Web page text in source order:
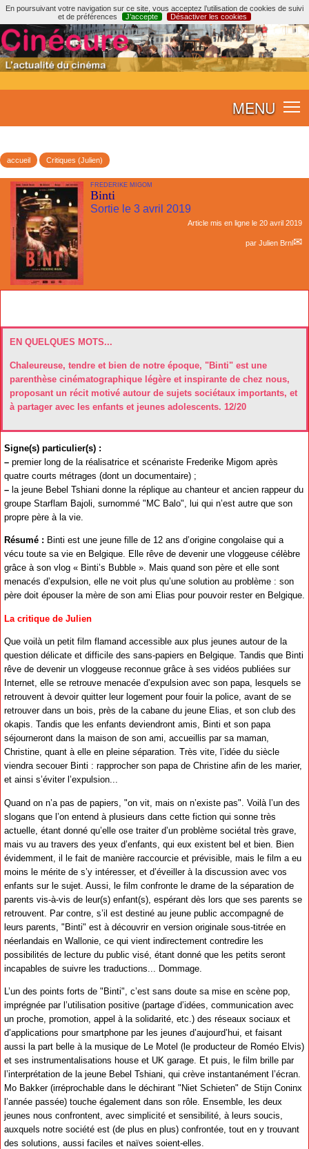
En poursuivant votre navigation sur ce site, vous acceptez l’utilisation de cookies de suivi
et de préférences
J’accepte Désactiver les cookies
MENU
accueil Critiques (Julien)
FREDERIKE MIGOM
Binti
Sortie le 3 avril 2019
Article mis en ligne le 20 avril 2019
par Julien Brnl
EN QUELQUES MOTS...
Chaleureuse, tendre et bien de notre époque, "Binti" est une
parenthèse cinématographique légère et inspirante de chez nous,
proposant un récit motivé autour de sujets sociétaux importants, et
à partager avec les enfants et jeunes adolescents. 12/20
Signe(s) particulier(s) :
– premier long de la réalisatrice et scénariste Frederike Migom après
quatre courts métrages (dont un documentaire) ;
– la jeune Bebel Tshiani donne la réplique au chanteur et ancien rappeur du
groupe Starflam Bajoli, surnommé "MC Balo", lui qui n’est autre que son
propre père à la vie.
Résumé : Binti est une jeune fille de 12 ans d’origine congolaise qui a
vécu toute sa vie en Belgique. Elle rêve de devenir une vloggeuse célèbre
grâce à son vlog « Binti’s Bubble ». Mais quand son père et elle sont
menacés d’expulsion, elle ne voit plus qu’une solution au problème : son
père doit épouser la mère de son ami Elias pour pouvoir rester en Belgique.
La critique de Julien
Que voilà un petit film flamand accessible aux plus jeunes autour de la
question délicate et difficile des sans-papiers en Belgique. Tandis que Binti
rêve de devenir un vloggeuse reconnue grâce à ses vidéos publiées sur
Internet, elle se retrouve menacée d’expulsion avec son papa, lesquels se
retrouvent à devoir quitter leur logement pour fouir la police, avant de se
retrouver dans un bois, près de la cabane du jeune Elias, et son club des
okapis. Tandis que les enfants deviendront amis, Binti et son papa
séjourneront dans la maison de son ami, accueillis par sa maman,
Christine, quant à elle en pleine séparation. Très vite, l’idée du siècle
viendra secouer Binti : rapprocher son papa de Christine afin de les marier,
et ainsi s’éviter l’expulsion...
Quand on n’a pas de papiers, "on vit, mais on n’existe pas". Voilà l’un des
slogans que l’on entend à plusieurs dans cette fiction qui sonne très
actuelle, étant donné qu’elle ose traiter d’un problème sociétal très grave,
mais vu au travers des yeux d’enfants, qui eux existent bel et bien. Bien
évidemment, il le fait de manière raccourcie et prévisible, mais le film a eu
moins le mérite de s’y intéresser, et d’éveiller à la discussion avec vos
enfants sur le sujet. Aussi, le film confronte le drame de la séparation de
parents vis-à-vis de leur(s) enfant(s), espérant dès lors que ses parents se
retrouvent. Par contre, s’il est destiné au jeune public accompagné de
leurs parents, "Binti" est à découvrir en version originale sous-titrée en
néerlandais en Wallonie, ce qui vient indirectement contredire les
possibilités de lecture du public visé, étant donné que les petits seront
incapables de suivre les traductions... Dommage.
L’un des points forts de "Binti", c’est sans doute sa mise en scène pop,
imprégnée par l’utilisation positive (partage d’idées, communication avec
un proche, promotion, appel à la solidarité, etc.) des réseaux sociaux et
d’applications pour smartphone par les jeunes d’aujourd’hui, et faisant
aussi la part belle à la musique de Le Motel (le producteur de Roméo Elvis)
et ses instrumentalisations house et UK garage. Et puis, le film brille par
l’interprétation de la jeune Bebel Tshiani, qui crève instantanément l’écran.
Mo Bakker (irréprochable dans le déchirant "Niet Schieten" de Stijn Coninx
l’année passée) touche également dans son rôle. Ensemble, les deux
jeunes nous confrontent, avec simplicité et sensibilité, à leurs soucis,
auxquels notre société est (de plus en plus) confrontée, tout en y trouvant
des solutions, aussi faciles et naïves soient-elles.